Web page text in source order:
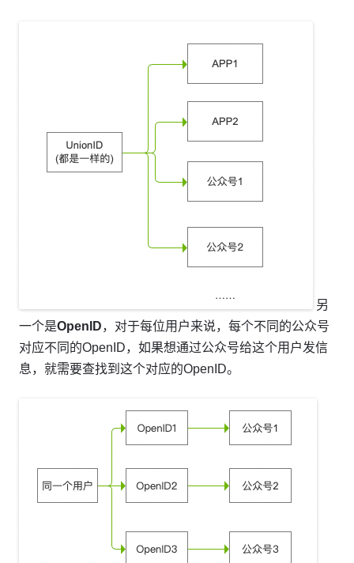
另
一个是OpenID，对于每位用户来说，每个不同的公众号
对应不同的OpenID，如果想通过公众号给这个用户发信
息，就需要查找到这个对应的OpenID。